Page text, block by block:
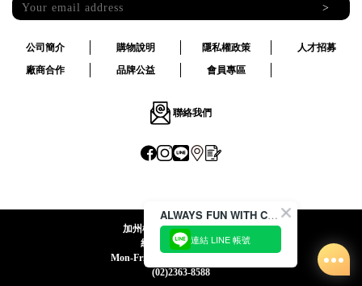
>
公司簡介 購物說明 隱私權政策
人才招募
廠商合作
品牌公益 會員專區
聯絡我們
加州椰子國際股份有限公司
統一編號:24492069
Mon-Fri 09:00-12:30 / 13:30-18:00
(02)2363-8588
ALWAYS FUN WITH CACO !
連結 LINE 帳號